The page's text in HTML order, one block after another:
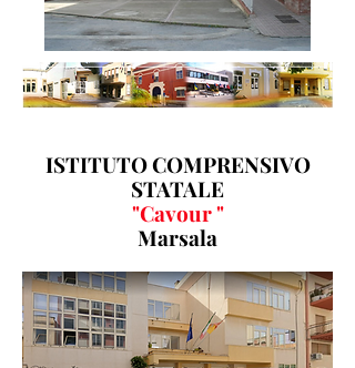
ISTITUTO COMPRENSIVO
STATALE
"Cavour "
Marsala